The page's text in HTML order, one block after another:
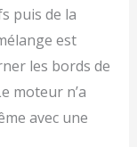
puis de la
est
les bords de
moteur n’a
avec une